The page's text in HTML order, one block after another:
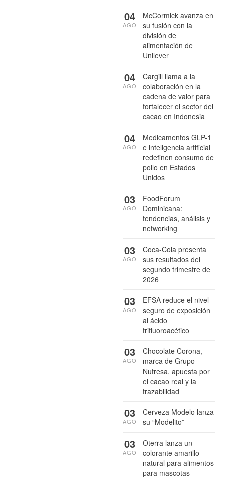
McCormick avanza en
su fusión con la
división de
alimentación de
Unilever
04
AGO
Cargill llama a la
colaboración en la
cadena de valor para
fortalecer el sector del
cacao en Indonesia
04
AGO
Medicamentos GLP-1
e inteligencia artificial
redefinen consumo de
pollo en Estados
Unidos
04
AGO
FoodForum
Dominicana:
tendencias, análisis y
networking
03
AGO
Coca-Cola presenta
sus resultados del
segundo trimestre de
2026
03
AGO
EFSA reduce el nivel
seguro de exposición
al ácido
trifluoroacético
03
AGO
Chocolate Corona,
marca de Grupo
Nutresa, apuesta por
el cacao real y la
trazabilidad
03
AGO
Cerveza Modelo lanza
su “Modelito”
03
AGO
Oterra lanza un
colorante amarillo
natural para alimentos
para mascotas
03
AGO